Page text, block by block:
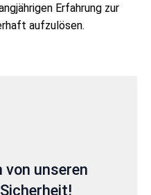
Erfahrung zur
aufzulösen.
von unseren